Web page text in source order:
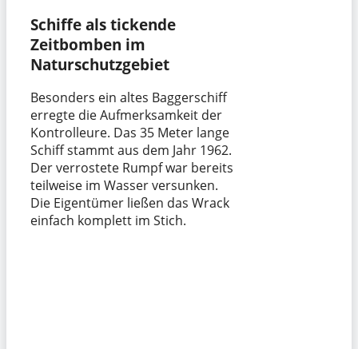
Schiffe als tickende
Zeitbomben im
Naturschutzgebiet
Besonders ein altes Baggerschiff
erregte die Aufmerksamkeit der
Kontrolleure. Das 35 Meter lange
Schiff stammt aus dem Jahr 1962.
Der verrostete Rumpf war bereits
teilweise im Wasser versunken.
Die Eigentümer ließen das Wrack
einfach komplett im Stich.